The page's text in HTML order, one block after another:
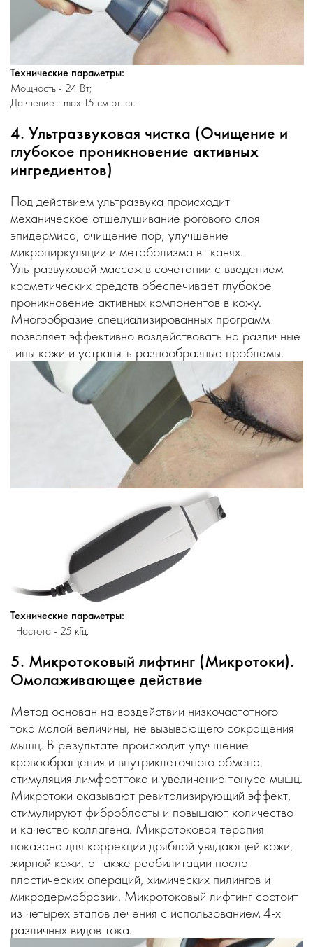
Технические параметры:
Мощность - 24 Вт;
Давление - max 15 см рт. ст.
4. Ультразвуковая чистка (Очищение и
глубокое проникновение активных
ингредиентов)
Под действием ультразвука происходит
механическое отшелушивание рогового слоя
эпидермиса, очищение пор, улучшение
микроциркуляции и метаболизма в тканях.
Ультразвуковой массаж в сочетании с введением
косметических средств обеспечивает глубокое
проникновение активных компонентов в кожу.
Многообразие специализированных программ
позволяет эффективно воздействовать на различные
типы кожи и устранять разнообразные проблемы.
Технические параметры:
Частота - 25 кГц.
5. Микротоковый лифтинг (Микротоки).
Омолаживающее действие
Метод основан на воздействии низкочастотного
тока малой величины, не вызывающего сокращения
мышц. В результате происходит улучшение
кровообращения и внутриклеточного обмена,
стимуляция лимфооттока и увеличение тонуса мышц.
Микротоки оказывают ревитализирующий эффект,
стимулируют фибробласты и повышают количество
и качество коллагена. Микротоковая терапия
показана для коррекции дряблой увядающей кожи,
жирной кожи, а также реабилитации после
пластических операций, химических пилингов и
микродермабразии. Микротоковый лифтинг состоит
из четырех этапов лечения с использованием 4-х
различных видов тока.